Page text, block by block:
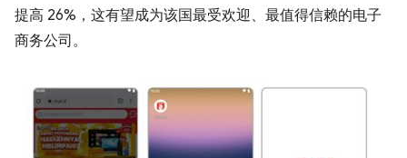
提高 26%，这有望成为该国最受欢迎、最值得信赖的电子
商务公司。